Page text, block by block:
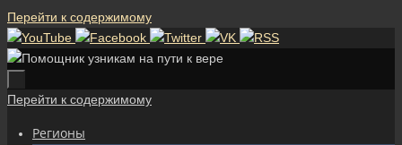
Перейти к содержимому
Перейти к содержимому
Регионы